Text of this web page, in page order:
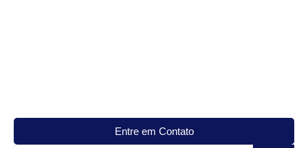
Entre em Contato